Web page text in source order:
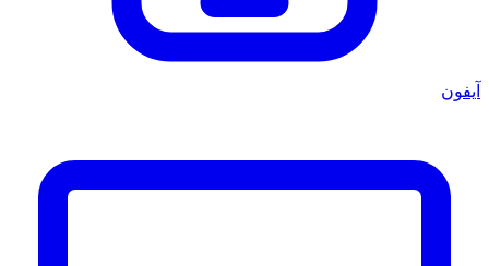
آيفون